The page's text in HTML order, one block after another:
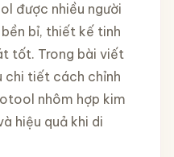
được nhiều người
bỉ, thiết kế tinh
tốt. Trong bài viết
chi tiết cách chỉnh
nhôm hợp kim
hiệu quả khi di